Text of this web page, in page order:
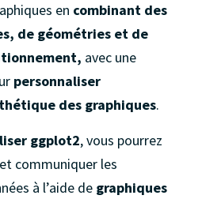
en combinant des
de géométries et de
avec une
personnaliser
des graphiques.
ggplot2, vous pourrez
communiquer les
à l’aide de graphiques